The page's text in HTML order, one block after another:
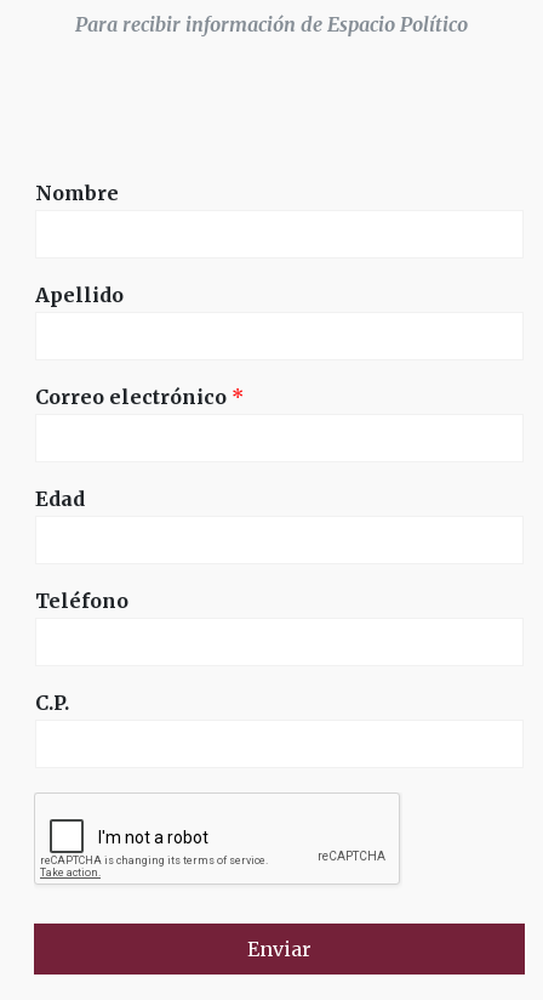
Para recibir información de Espacio Político
Nombre
Apellido
Correo electrónico *
Edad
Teléfono
C.P.
Enviar